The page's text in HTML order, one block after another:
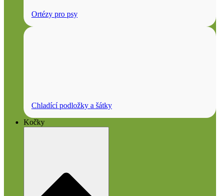
Ortézy pro psy
Chladící podložky a šátky
Kočky